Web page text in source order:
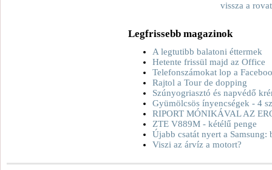
vissza a
Legfrissebb magazinok
A legtutibb balatoni éttermek
Hetente frissül majd az Office
Telefonszámokat lop a
Rajtol a Tour de dopping
Szúnyogriasztó és napvédő
Gyümölcsös ínyencségek - 4
RIPORT MÓNIKÁVAL AZ
ZTE V889M - kétélű penge
Újabb csatát nyert a
Viszi az árvíz a motort?